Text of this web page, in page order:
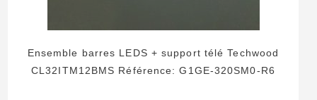
Ensemble barres LEDS + support télé Techwood
CL32ITM12BMS Référence: G1GE-320SM0-R6